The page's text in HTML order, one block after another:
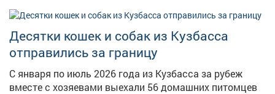
новых открытий и игр.
Десятки кошек и собак из Кузбасса
отправились за границу
С января по июль 2026 года из Кузбасса за рубеж
вместе с хозяевами выехали 56 домашних питомцев